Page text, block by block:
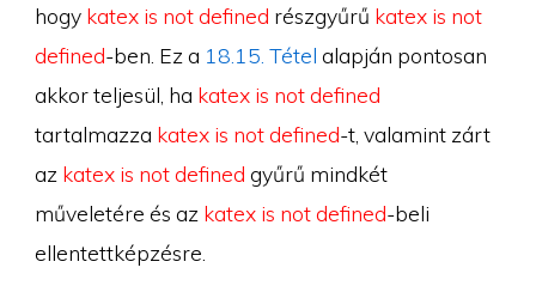
hogy katex is not defined részgyűrű katex is not
defined-ben. Ez a 18.15. Tétel alapján pontosan
akkor teljesül, ha katex is not defined
tartalmazza katex is not defined-t, valamint zárt
az katex is not defined gyűrű mindkét
műveletére és az katex is not defined-beli
ellentettképzésre.